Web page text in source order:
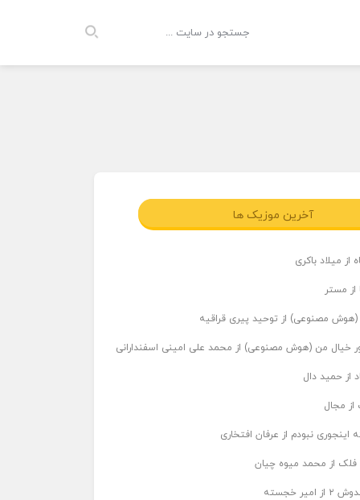
آخرین موزیک ها
از میلاد باکری
از مستر
(هوش مصنوعی) از توحید پیری قراقیه
خیال من (هوش مصنوعی) از محمد علی امینی اسفندارانی
از حمید دال
از مجال
اینجوری نبودم از عرفان افتخاری
فلک از محمد میوه چیان
خجسته